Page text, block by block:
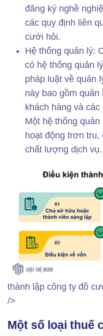
đăng ký nghề
các quy định liên
cưới hỏi.
Hệ thống quản lý:
có hệ thống quản
pháp luật về quản
này bao gồm
khách hàng và
Một hệ thống
hoạt động trơn tru,
chất lượng dịch vụ.
thành lập công ty đồ
/>
Một số loại thuế